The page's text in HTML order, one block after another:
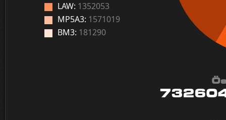
LAW: 1352053
MP5A3: 1571019
BM3: 181290